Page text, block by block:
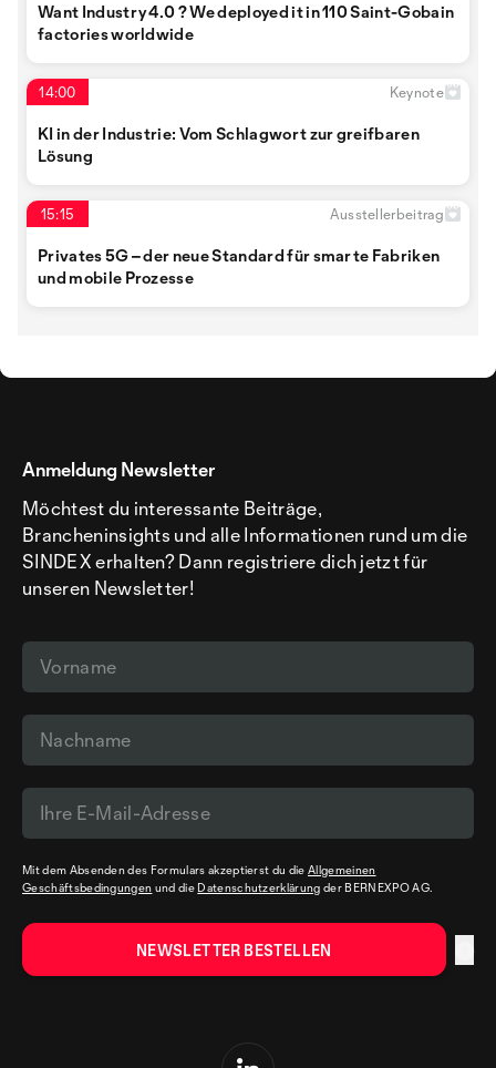
Want Industry 4.0 ? We deployed it in 110 Saint-Gobain
factories worldwide
14:00 Keynote
KI in der Industrie: Vom Schlagwort zur greifbaren
Lösung
15:15 Ausstellerbeitrag
Privates 5G – der neue Standard für smarte Fabriken
und mobile Prozesse
Anmeldung Newsletter
Möchtest du interessante Beiträge,
Brancheninsights und alle Informationen rund um die
SINDEX erhalten? Dann registriere dich jetzt für
unseren Newsletter!
Mit dem Absenden des Formulars akzeptierst du dieAllgemeinen
Geschäftsbedingungen und die Datenschutzerklärung der BERNEXPO AG.